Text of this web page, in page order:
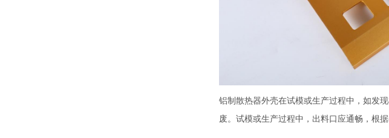
铝制散热器外壳在试模或生产过程中，如发
废。试模或生产过程中，出料口应通畅，根